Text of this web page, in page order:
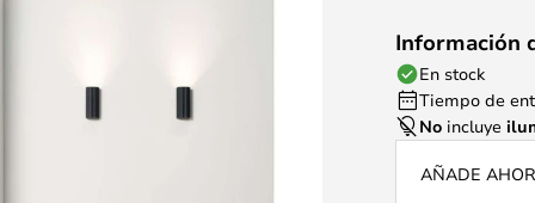
Información
En stock
Tiempo de
No incluye
AÑADE